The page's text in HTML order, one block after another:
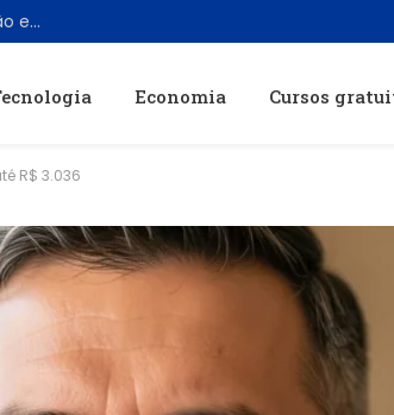
Filme clássico “Cujo”, de Stephen King, ganha nova edição em 4K Ultra HD Blu-ray
Economia Cursos
R$ 3.036